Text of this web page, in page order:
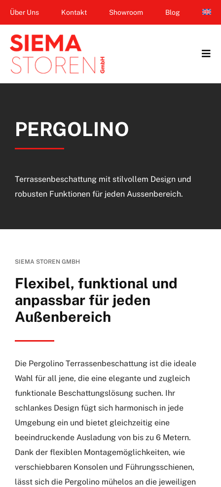
Zum
springen
Über Uns Kontakt Showroom Blog
Fenster
PERGOLINO
Terrassenbeschattung mit stilvollem Design und
robusten Funktionen für jeden Aussenbereich.
SIEMA STOREN GMBH
Flexibel, funktional und
anpassbar für jeden
Außenbereich
Die Pergolino Terrassenbeschattung ist die ideale
Wahl für all jene, die eine elegante und zugleich
funktionale Beschattungslösung suchen. Ihr
schlankes Design fügt sich harmonisch in jede
Umgebung ein und bietet gleichzeitig eine
beeindruckende Ausladung von bis zu 6 Metern.
Dank der flexiblen Montagemöglichkeiten, wie
verschiebbaren Konsolen und Führungsschienen,
lässt sich die Pergolino mühelos an die jeweiligen